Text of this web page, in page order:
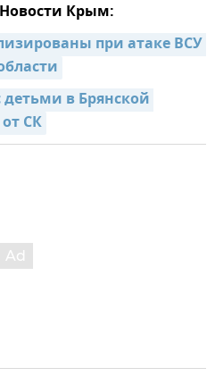
Крым:
при атаке ВСУ
детьми в Брянской
СК